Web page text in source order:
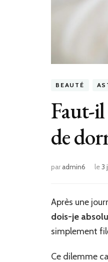
BEAUTÉ
Faut-il
de
paradmin6 le3
Après une
dois-je
simplement
Ce dilemme